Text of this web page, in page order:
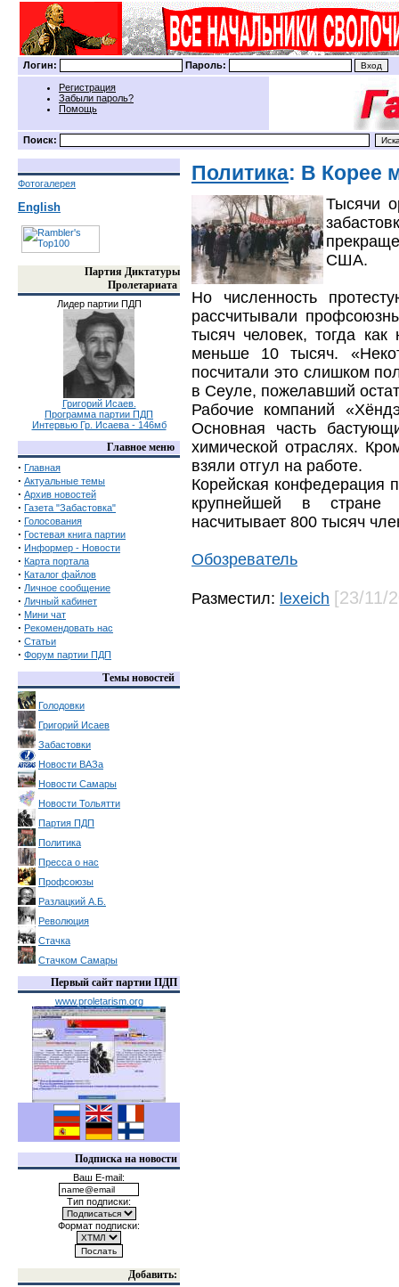
Логин: Пароль:
Регистрация
Забыли пароль?
Помощь
Поиск:
Фотогалерея
English
Партия Диктатуры
Пролетариата
Лидер партии ПДП
Григорий Исаев.
Программа партии ПДП
Интервью Гр. Исаева - 146мб
Главное меню
· Главная
· Актуальные темы
· Архив новостей
· Газета "Забастовка"
· Голосования
· Гостевая книга партии
· Информер - Новости
· Карта портала
· Каталог файлов
· Личное сообщение
· Личный кабинет
· Мини чат
· Рекомендовать нас
· Статьи
· Форум партии ПДП
Темы новостей
Голодовки
Григорий Исаев
Забастовки
Новости ВАЗа
Новости Самары
Новости Тольятти
Партия ПДП
Политика
Пресса о нас
Профсоюзы
Разлацкий А.Б.
Революция
Стачка
Стачком Самары
Первый сайт партии ПДП
www.proletarism.org
Подписка на новости
Ваш E-mail:
Тип подписки:
Формат подписки:
Добавить:
Политика: В Корее
Тысячи
США.
Но численность
рассчитывали
тысяч человек, тогда
меньше 10 тысяч.
посчитали это слишком
в Сеуле, пожелавший
Рабочие компаний
Основная часть
химической отраслях.
взяли отгул на работе.
Корейская конфедерация
крупнейшей в стране
насчитывает 800 тысяч
Обозреватель
Разместил: lexeich [23/11/